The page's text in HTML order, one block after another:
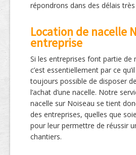
répondrons dans des délais
Location de nacelle
entreprise
Si les entreprises font partie de
c’est essentiellement par ce
toujours possible de disposer
l’achat d’une nacelle. Notre
nacelle sur Noiseau se tient
des entreprises, quelles que
pour leur permettre de réussir
chantiers.